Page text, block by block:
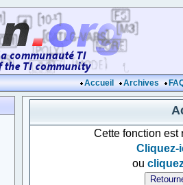
Accueil Archives
Cette fonction est
Cliquez-
ou